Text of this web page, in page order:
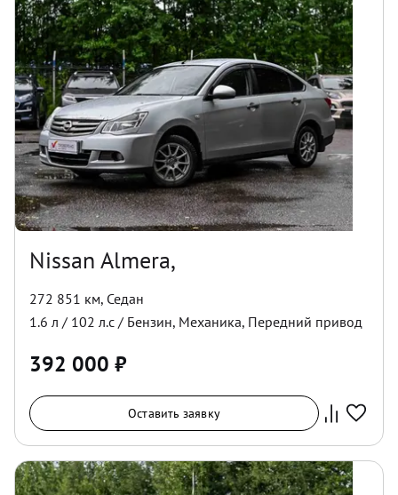
Nissan Almera,
272 851 км, Седан
1.6 л / 102 л.с / Бензин, Механика, Передний привод
392 000 ₽
Оставить заявку